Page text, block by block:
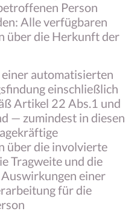
Person
Alle verfügbaren
über die Herkunft der
einer automatisierten
einschließlich
Artikel 22 Abs.1 und
— zumindest in diesen
über die involvierte
Tragweite und die
einer
für die